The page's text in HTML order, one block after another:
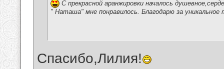
С прекрасной аранжировки началось
" Наташа" мне понравилось. Благодарю за
Спасибо,Лилия!